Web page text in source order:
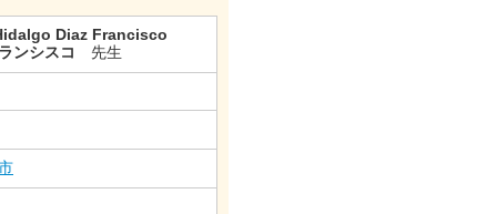
Diaz Francisco
ンシスコ
先生